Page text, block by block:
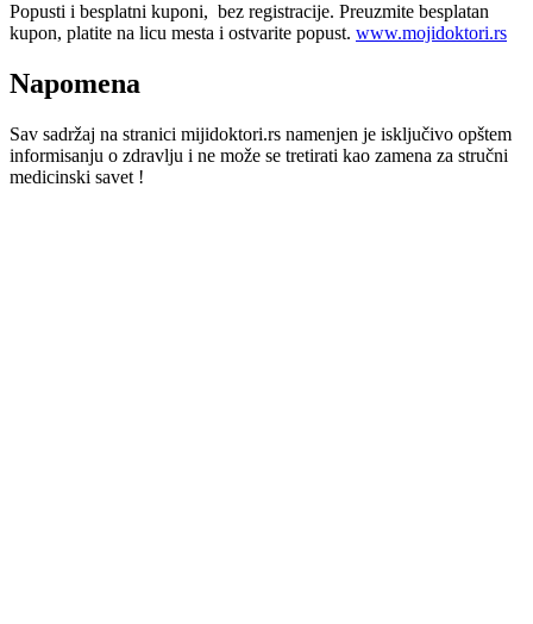
Popusti i besplatni kuponi, bez registracije. Preuzmite besplatan
kupon, platite na licu mesta i ostvarite popust. www.mojidoktori.rs
Napomena
Sav sadržaj na stranici mijidoktori.rs namenjen je isključivo opštem
informisanju o zdravlju i ne može se tretirati kao zamena za stručni
medicinski savet !